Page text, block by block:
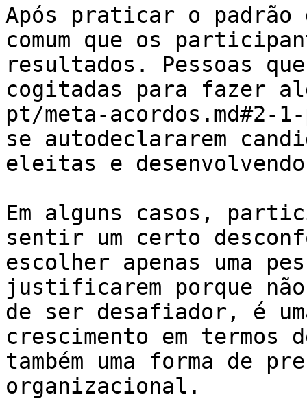
Após praticar o
comum que os
resultados. Pessoas
cogitadas para fazer
pt/meta-
se autodeclararem
eleitas e
Em alguns casos,
sentir um certo
escolher apenas uma
justificarem porque
de ser desafiador, é
crescimento em termos
também uma forma de
organizacional.